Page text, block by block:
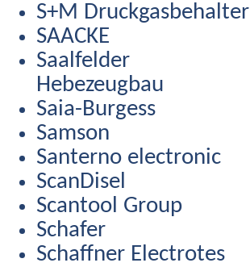
S+M Druckgasbehalter
SAACKE
Saalfelder
Hebezeugbau
Saia-Burgess
Samson
Santerno electronic
ScanDisel
Scantool Group
Schafer
Schaffner Electrotes